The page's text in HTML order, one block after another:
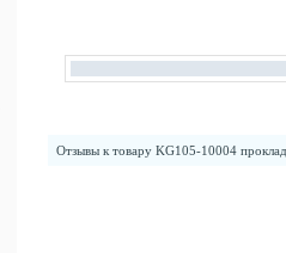
Отзывы к товару KG105-10004